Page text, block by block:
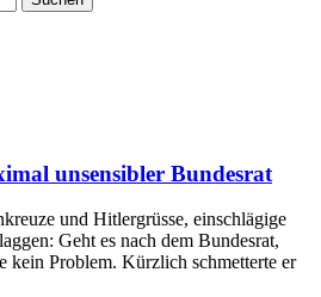
unsensibler Bundesrat
und Hitlergrüsse, einschlägige
Geht es nach dem Bundesrat,
kein Problem. Kürzlich schmetterte er